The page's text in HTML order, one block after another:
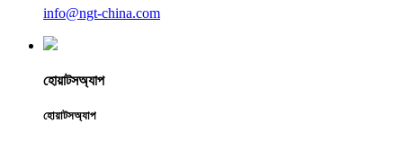
info@ngt-china.com
হোয়াটসঅ্যাপ
হোয়াটসঅ্যাপ